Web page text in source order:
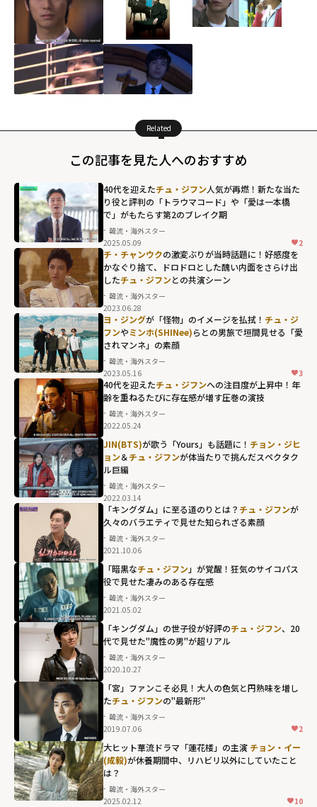
Related
この記事を見た人へのおすすめ
40代を迎えたチュ・ジフン人気が再燃！新たな当た
り役と評判の「トラウマコード」や「愛は一本橋
で」がもたらす第2のブレイク期
韓流・海外スター
2025.05.09
2
チ・チャンウクの激変ぶりが当時話題に！好感度を
かなぐり捨て、ドロドロとした醜い内面をさらけ出
したチュ・ジフンとの共演シーン
韓流・海外スター
2023.06.28
ヨ・ジングが「怪物」のイメージを払拭！ チュ・ジ
フンやミンホ(SHINee)らとの男旅で垣間見せる「愛
されマンネ」の素顔
韓流・海外スター
2023.05.16
3
40代を迎えたチュ・ジフンへの注目度が上昇中！年
齢を重ねるたびに存在感が増す圧巻の演技
韓流・海外スター
2022.05.24
JIN(BTS)が歌う「Yours」も話題に！ チョン・ジヒ
ョン＆チュ・ジフンが体当たりで挑んだスペクタク
ル巨編
韓流・海外スター
2022.03.14
「キングダム」に至る道のりとは？ チュ・ジフンが
久々のバラエティで見せた知られざる素顔
韓流・海外スター
2021.10.06
「暗黒なチュ・ジフン」が覚醒！狂気のサイコパス
役で見せた凄みのある存在感
韓流・海外スター
2021.05.02
「キングダム」の世子役が好評のチュ・ジフン、20
代で見せた"魔性の男"が超リアル
韓流・海外スター
2020.10.27
「宮」ファンこそ必見！大人の色気と円熟味を増し
たチュ・ジフンの"最新形"
韓流・海外スター
2019.07.06
2
大ヒット華流ドラマ「蓮花楼」の主演 チョン・イー
(成毅)が休養期間中、リハビリ以外にしていたこと
は？
韓流・海外スター
2025.02.12
10